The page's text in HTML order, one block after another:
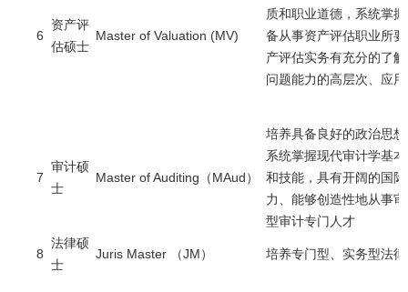
6
资产评
估硕士
Master of Valuation (MV)
质和职业道德，系统掌
备从事资产评估职业所
产评估实务有充分的了
问题能力的高层次、应
7
审计硕
士
Master of Auditing（MAud）
培养具备良好的政治思
系统掌握现代审计学基
和技能，具有开阔的国
力、能够创造性地从事
型审计专门人才
8
法律硕
士
Juris Master （JM） 培养专门型、实务型法